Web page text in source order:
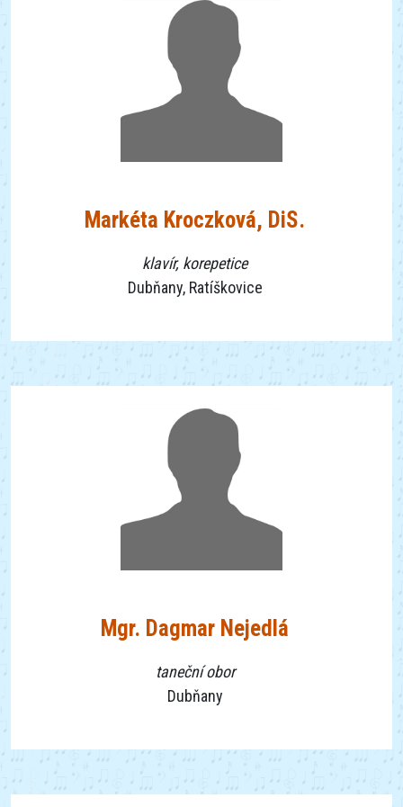
Markéta Kroczková, DiS.
klavír, korepetice
Dubňany, Ratíškovice
Mgr. Dagmar Nejedlá
taneční obor
Dubňany